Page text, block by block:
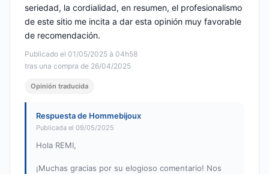
Publicado el 01/05/2025 à 04h58
tras una compra de 26/04/2025
seriedad, la cordialidad, en resumen, el profesionalismo
de este sitio me incita a dar esta opinión muy favorable
de recomendación.
Opinión traducida
Respuesta de Hommebijoux
Publicada el 09/05/2025
Hola REMI,
¡Muchas gracias por su elogioso comentario! Nos